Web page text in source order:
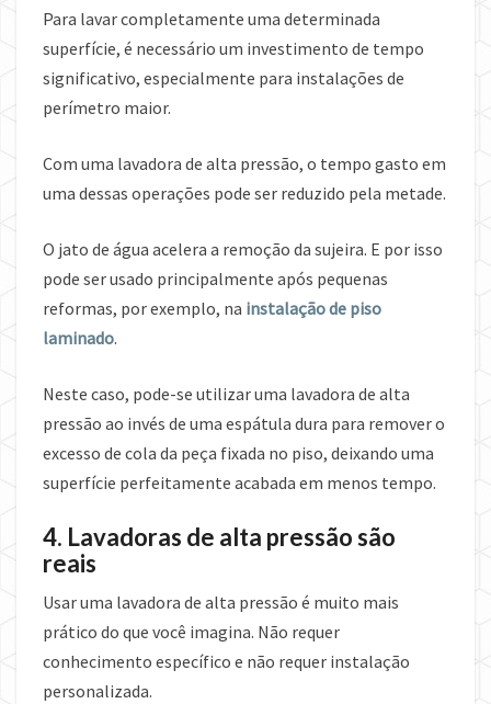
Para lavar completamente uma determinada
superfície, é necessário um investimento de tempo
significativo, especialmente para instalações de
perímetro maior.
Com uma lavadora de alta pressão, o tempo gasto em
uma dessas operações pode ser reduzido pela metade.
O jato de água acelera a remoção da sujeira. E por isso
pode ser usado principalmente após pequenas
reformas, por exemplo, na instalação de piso
laminado.
Neste caso, pode-se utilizar uma lavadora de alta
pressão ao invés de uma espátula dura para remover o
excesso de cola da peça fixada no piso, deixando uma
superfície perfeitamente acabada em menos tempo.
4. Lavadoras de alta pressão são
reais
Usar uma lavadora de alta pressão é muito mais
prático do que você imagina. Não requer
conhecimento específico e não requer instalação
personalizada.